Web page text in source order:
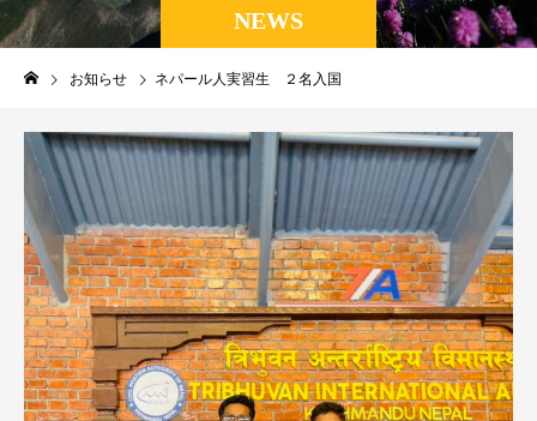
NEWS
お知らせ ネパール人実習生 ２名入国